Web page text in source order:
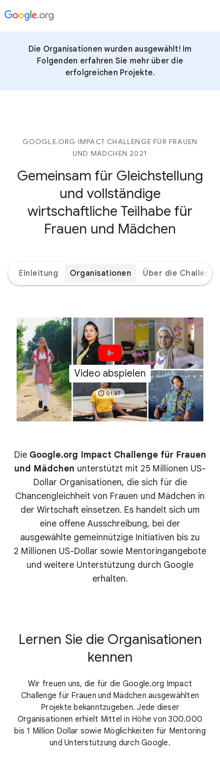
Die Organisationen wurden ausgewählt! Im
Folgenden erfahren Sie mehr über die
erfolgreichen Projekte.
GOOGLE.ORG IMPACT CHALLENGE FÜR FRAUEN
UND MÄDCHEN 2021
Gemeinsam für Gleichstellung
und vollständige
wirtschaftliche Teilhabe für
Frauen und Mädchen
Einleitung Organisationen Über die Challenge
Video abspielen
01:37
Die Google.org Impact Challenge für Frauen
und Mädchen unterstützt mit 25 Millionen US-
Dollar Organisationen, die sich für die
Chancengleichheit von Frauen und Mädchen in
der Wirtschaft einsetzen. Es handelt sich um
eine offene Ausschreibung, bei der
ausgewählte gemeinnützige Initiativen bis zu
2 Millionen US-Dollar sowie Mentoringangebote
und weitere Unterstützung durch Google
erhalten.
Lernen Sie die Organisationen
kennen
Wir freuen uns, die für die Google.org Impact
Challenge für Frauen und Mädchen ausgewählten
Projekte bekanntzugeben. Jede dieser
Organisationen erhielt Mittel in Höhe von 300.000
bis 1 Million Dollar sowie Möglichkeiten für Mentoring
und Unterstützung durch Google.